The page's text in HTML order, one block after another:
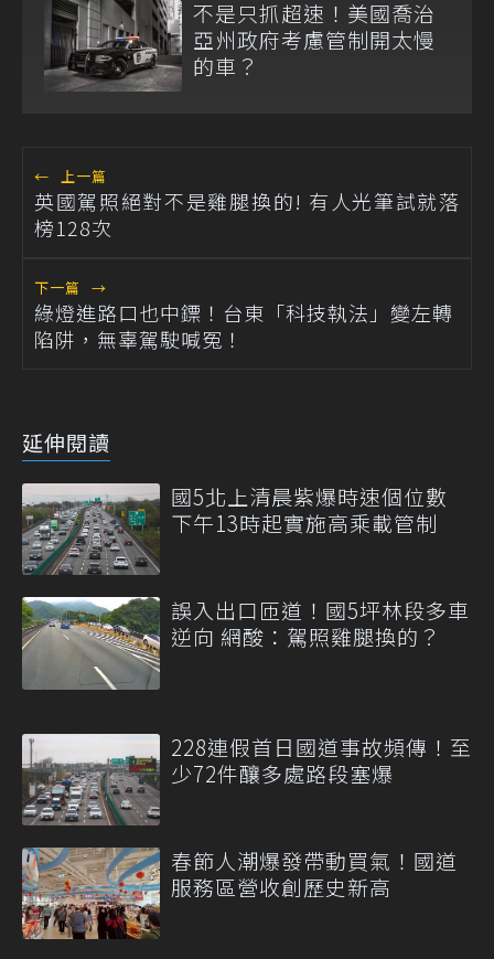
不是只抓超速！美國喬治
亞州政府考慮管制開太慢
的車？
← 上一篇
英國駕照絕對不是雞腿換的! 有人光筆試就落
榜128次
下一篇 →
綠燈進路口也中鏢！台東「科技執法」變左轉
陷阱，無辜駕駛喊冤！
延伸閱讀
國5北上清晨紫爆時速個位數
下午13時起實施高乘載管制
誤入出口匝道！國5坪林段多車
逆向 網酸：駕照雞腿換的？
228連假首日國道事故頻傳！至
少72件釀多處路段塞爆
春節人潮爆發帶動買氣！國道
服務區營收創歷史新高